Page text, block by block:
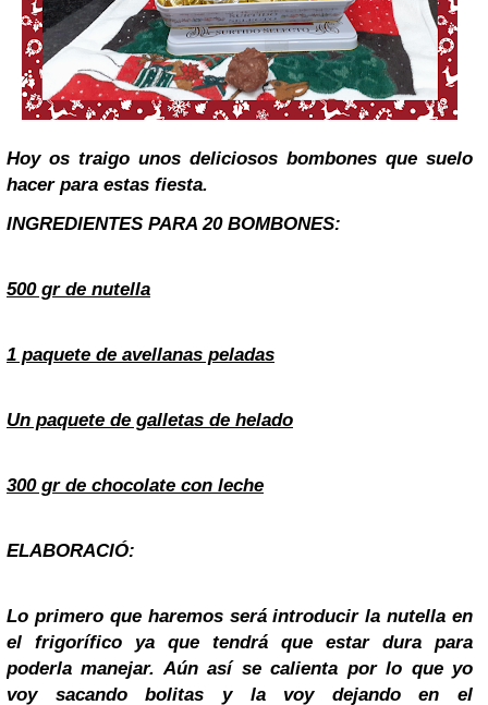
Hoy os traigo unos deliciosos bombones que suelo
hacer para estas fiesta.
INGREDIENTES PARA 20 BOMBONES:
500 gr de nutella
1 paquete de avellanas peladas
Un paquete de galletas de helado
300 gr de chocolate con leche
ELABORACIÓ:
Lo primero que haremos será introducir la nutella en
el frigorífico ya que tendrá que estar dura para
poderla manejar. Aún así se calienta por lo que yo
voy sacando bolitas y la voy dejando en el